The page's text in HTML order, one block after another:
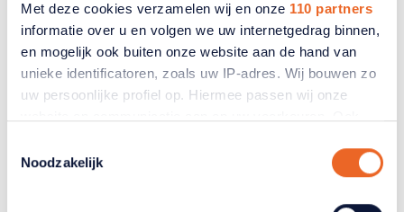
Met deze cookies verzamelen wij en onze 110 partners
informatie over u en volgen we uw internetgedrag binnen,
en mogelijk ook buiten onze website aan de hand van
unieke identificatoren, zoals uw IP-adres. Wij bouwen zo
uw persoonlijke profiel op. Hiermee passen wij onze
van uw recente internetgedrag. Ook delen we mogelijk
partners voor social media, adverteren en analyse. Deze
Noodzakelijk
Zijn medische hulpmiddelen
opgenomen in het basispakket?
Hulpmiddelen voor behandeling, verpleging of
revalidatie worden vergoed. Eenvoudige
meer.